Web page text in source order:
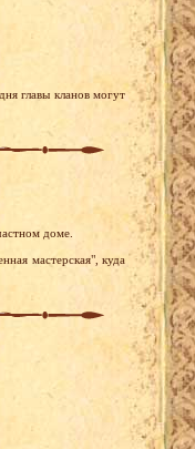
главы кланов могут
доме.
мастерская", куда